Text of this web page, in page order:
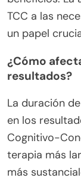
TCC a las
un papel
¿Cómo
resultados?
La duración
en los
Cognitivo-
terapia más
más